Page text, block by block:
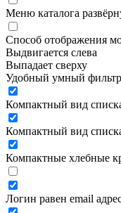
Меню каталога
Способ отображения
Выдвигается слева
Выпадает сверху
Удобный умный фильтр
Компактный вид
Компактный вид
Компактные хлебные
Логин равен email